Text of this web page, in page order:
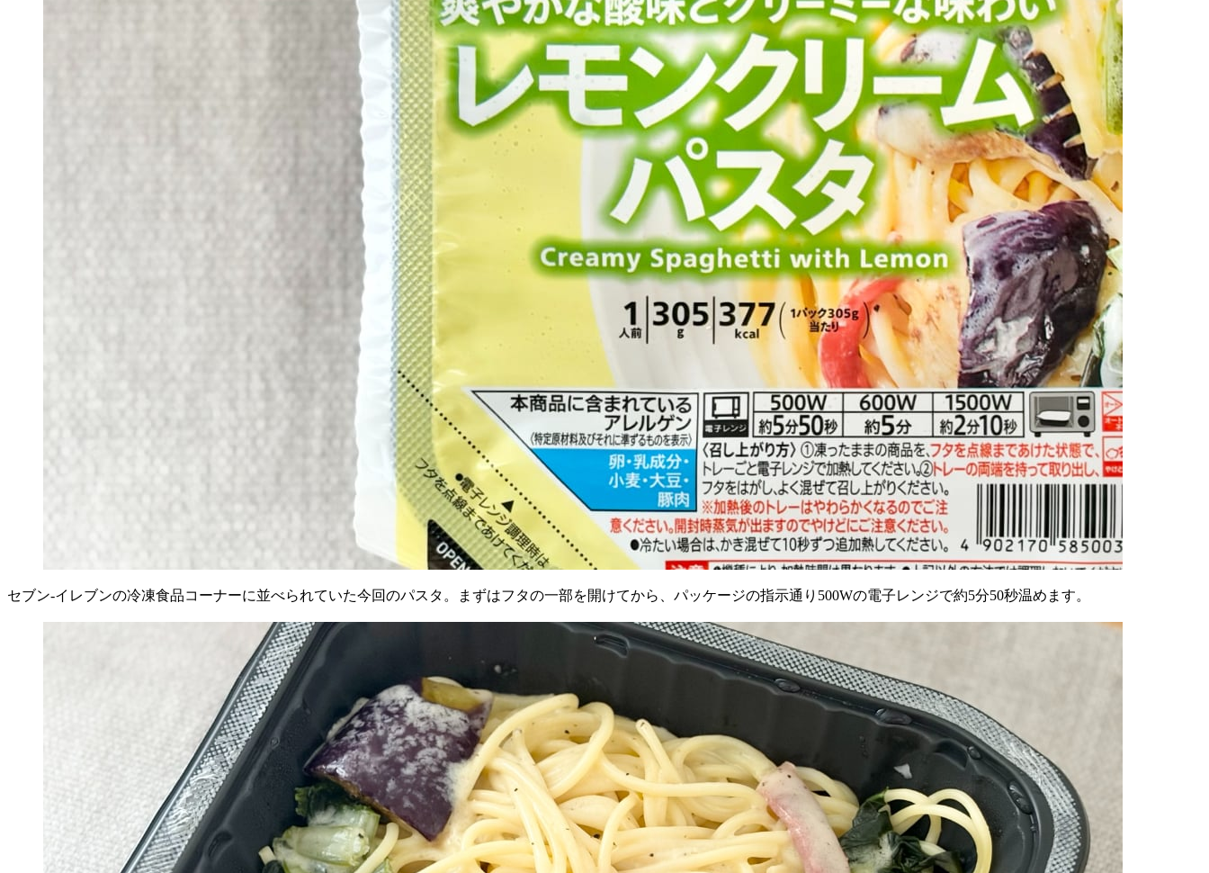
セブン-イレブンの冷凍食品コーナーに並べられていた今回のパスタ。まずはフタの一部を開けてから、パッケージの指示通り500Wの電子レンジで約5分50秒温めます。